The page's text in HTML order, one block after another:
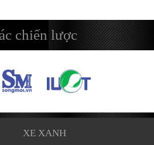
chiến lược
XE XANH